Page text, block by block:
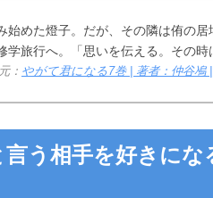
始めた燈子。だが、その隣は侑の
学旅行へ。「思いを伝える。その時
： やがて君になる7巻 | 著者：仲谷鳰
言う相手を好きに